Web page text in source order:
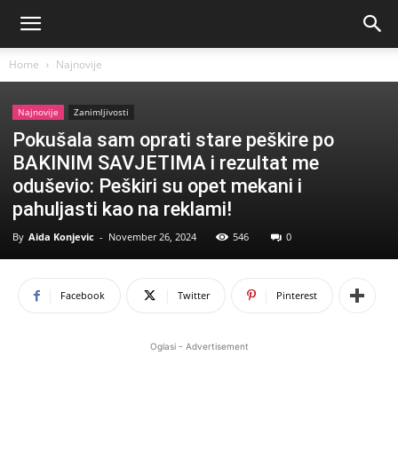
Home Najnovije
Najnovije Zanimljivosti
Pokušala sam oprati stare peškire po
BAKINIM SAVJETIMA i rezultat me
oduševio: Peškiri su opet mekani i
pahuljasti kao na reklami!
By Aida Konjevic - November 26, 2024 546 0
Facebook Twitter Pinterest
Oglasi - Advertisement